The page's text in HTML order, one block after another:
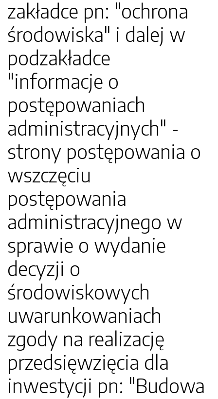
zakładce pn: "ochrona
środowiska" i dalej w
podzakładce
"informacje o
postępowaniach
administracyjnych" -
strony postępowania o
wszczęciu
postępowania
administracyjnego w
sprawie o wydanie
decyzji o
środowiskowych
uwarunkowaniach
zgody na realizację
przedsięwzięcia dla
inwestycji pn: "Budowa